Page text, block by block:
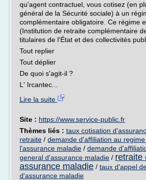
qu'agent contractuel, vous cotisez (en
général de la Sécurité sociale) à un
complémentaire obligatoire. Ce régime
(Institution de retraite complémentaire
titulaires de l'État et des collectivités
Tout replier
Tout déplier
De quoi s'agit-il ?
L' Ircantec...
Lire la suite
Site : https://www.service-public.fr
Thèmes liés : taux cotisation
retraite / demande d'affiliation au
l'assurance maladie / demande
general d'assurance maladie / retraite
assurance maladie / taux d'appel
d'assurance maladie